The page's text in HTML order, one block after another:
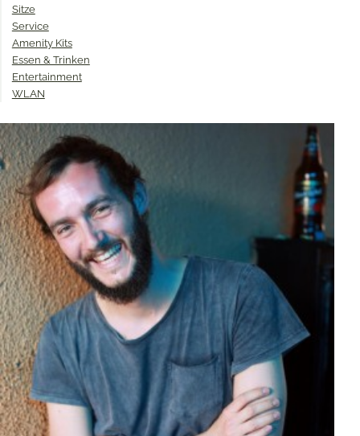
Sitze
Service
Amenity Kits
Essen & Trinken
Entertainment
WLAN